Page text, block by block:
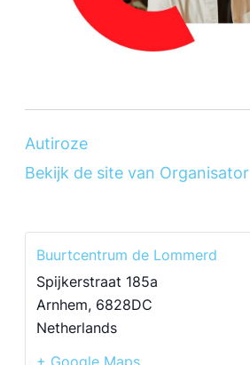
Autiroze
Bekijk de site van Organisator
Buurtcentrum de Lommerd
Spijkerstraat 185a
Arnhem, 6828DC
Netherlands